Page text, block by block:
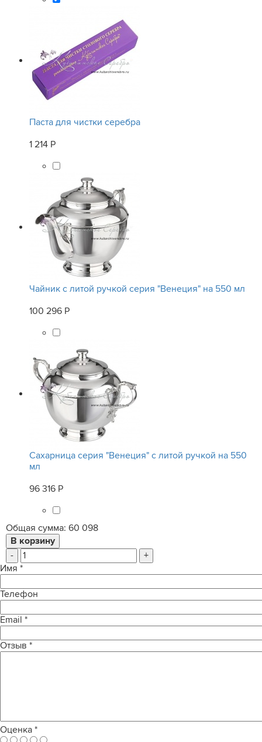
Паста для чистки серебра
1 214 Р
Чайник с литой ручкой серия "Венеция" на 550 мл
100 296 Р
Сахарница серия "Венеция" с литой ручкой на 550
мл
96 316 Р
Общая сумма: 60 098
-
+
Имя *
Телефон
Email *
Отзыв *
Оценка *